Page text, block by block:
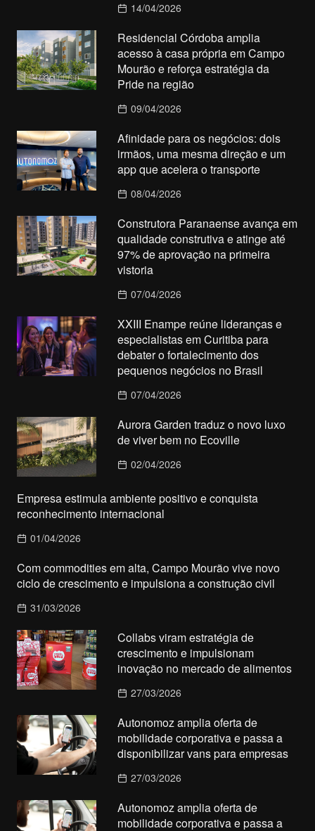
14/04/2026
Residencial Córdoba amplia
acesso à casa própria em Campo
Mourão e reforça estratégia da
Pride na região
09/04/2026
Afinidade para os negócios: dois
irmãos, uma mesma direção e um
app que acelera o transporte
08/04/2026
Construtora Paranaense avança em
qualidade construtiva e atinge até
97% de aprovação na primeira
vistoria
07/04/2026
XXIII Enampe reúne lideranças e
especialistas em Curitiba para
debater o fortalecimento dos
pequenos negócios no Brasil
07/04/2026
Aurora Garden traduz o novo luxo
de viver bem no Ecoville
02/04/2026
Empresa estimula ambiente positivo e conquista
reconhecimento internacional
01/04/2026
Com commodities em alta, Campo Mourão vive novo
ciclo de crescimento e impulsiona a construção civil
31/03/2026
Collabs viram estratégia de
crescimento e impulsionam
inovação no mercado de alimentos
27/03/2026
Autonomoz amplia oferta de
mobilidade corporativa e passa a
disponibilizar vans para empresas
27/03/2026
Autonomoz amplia oferta de
mobilidade corporativa e passa a